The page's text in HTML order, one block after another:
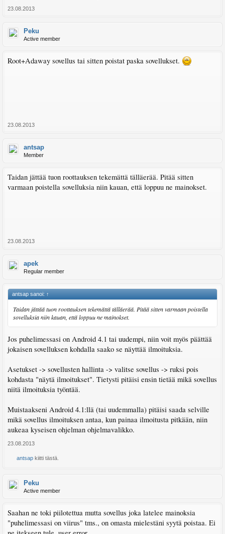
23.08.2013
Peku
Active member
Root+Adaway sovellus tai sitten poistat paska sovellukset.
23.08.2013
antsap
Member
Taidan jättää tuon roottauksen tekemättä tälläerää. Pitää sitten
varmaan poistella sovelluksia niin kauan, että loppuu ne mainokset.
23.08.2013
apek
Regular member
antsap sanoi: ↑
Taidan jättää tuon roottauksen tekemättä tälläerää. Pitää sitten varmaan poistella
sovelluksia niin kauan, että loppuu ne mainokset.
Jos puhelimessasi on Android 4.1 tai uudempi, niin voit myös päättää
jokaisen sovelluksen kohdalla saako se näyttää ilmoituksia.
Asetukset -> sovellusten hallinta -> valitse sovellus -> ruksi pois
kohdasta "näytä ilmoitukset". Tietysti pitäisi ensin tietää mikä sovellus
niitä ilmoituksia työntää.
Muistaakseni Android 4.1:llä (tai uudemmalla) pitäisi saada selville
mikä sovellus ilmoituksen antaa, kun painaa ilmoitusta pitkään, niin
aukeaa kyseisen ohjelman ohjelmavalikko.
23.08.2013
antsap kiitti tästä.
Peku
Active member
Saahan ne toki piilotettua mutta sovellus joka latelee mainoksia
"puhelimessasi on viirus" tms., on omasta mielestäni syytä poistaa. Ei